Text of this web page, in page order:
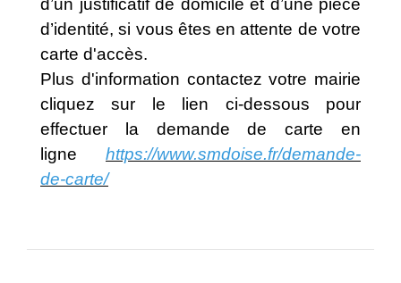
d’un justificatif de domicile et d’une pièce
d’identité, si vous êtes en attente de votre
carte d'accès.
Plus d'information contactez votre mairie
cliquez sur le lien ci-dessous pour
effectuer la demande de carte en
ligne https://www.smdoise.fr/demande-
de-carte/